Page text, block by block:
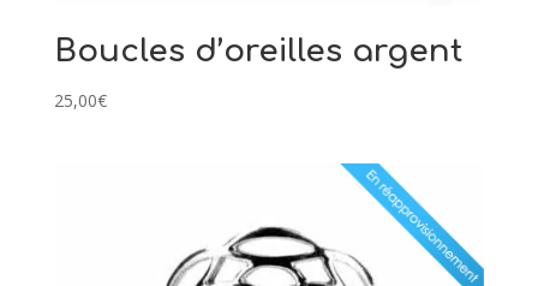
Boucles d’oreilles argent
25,00€